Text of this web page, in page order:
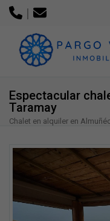
|
Espectacular
Taramay
Chalet en alquiler en